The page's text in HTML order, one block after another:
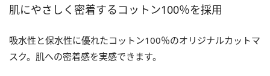
肌にやさしく密着するコットン100％を採用
吸水性と保水性に優れたコットン100％のオリジナルカットマ
スク。肌への密着感を実感できます。